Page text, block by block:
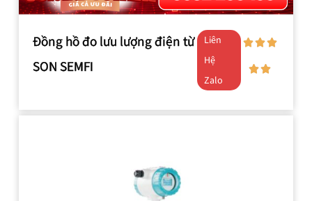
Đồng hồ đo lưu lượng điện từ
SON SEMFI
Liên
Hệ
Zalo